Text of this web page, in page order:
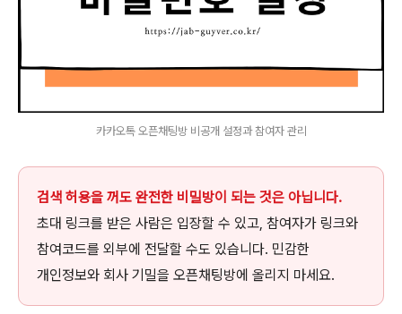
카카오톡 오픈채팅방 비공개 설정과 참여자 관리
검색 허용을 꺼도 완전한 비밀방이 되는 것은 아닙니다.
초대 링크를 받은 사람은 입장할 수 있고, 참여자가 링크와
참여코드를 외부에 전달할 수도 있습니다. 민감한
개인정보와 회사 기밀을 오픈채팅방에 올리지 마세요.